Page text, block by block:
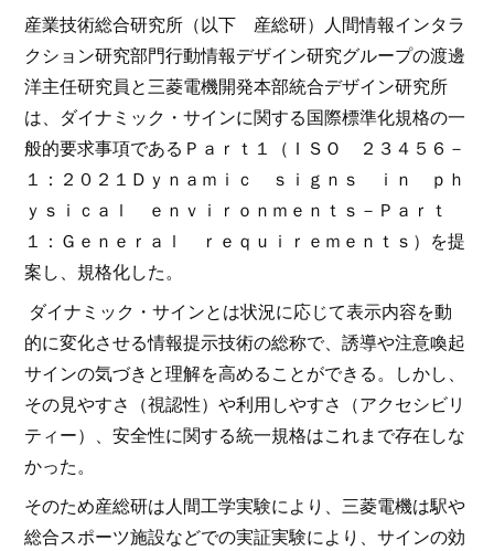
産業技術総合研究所（以下 産総研）人間情報インタラ
クション研究部門行動情報デザイン研究グループの渡邊
洋主任研究員と三菱電機開発本部統合デザイン研究所
は、ダイナミック・サインに関する国際標準化規格の一
般的要求事項であるＰａｒｔ１（ＩＳＯ ２３４５６－
１：２０２１Ｄｙｎａｍｉｃ ｓｉｇｎｓ ｉｎ ｐｈ
ｙｓｉｃａｌ ｅｎｖｉｒｏｎｍｅｎｔｓ－Ｐａｒｔ
１：Ｇｅｎｅｒａｌ ｒｅｑｕｉｒｅｍｅｎｔｓ）を提
案し、規格化した。
ダイナミック・サインとは状況に応じて表示内容を動
的に変化させる情報提示技術の総称で、誘導や注意喚起
サインの気づきと理解を高めることができる。しかし、
その見やすさ（視認性）や利用しやすさ（アクセシビリ
ティー）、安全性に関する統一規格はこれまで存在しな
かった。
そのため産総研は人間工学実験により、三菱電機は駅や
総合スポーツ施設などでの実証実験により、サインの効